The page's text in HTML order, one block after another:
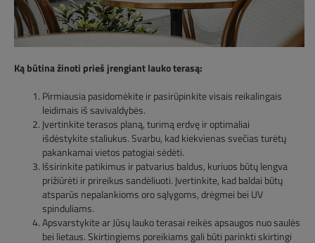
Ką būtina žinoti prieš įrengiant lauko terasą:
Pirmiausia pasidomėkite ir pasirūpinkite visais reikalingais
leidimais iš savivaldybės.
Įvertinkite terasos planą, turimą erdvę ir optimaliai
išdėstykite staliukus. Svarbu, kad kiekvienas svečias turėtų
pakankamai vietos patogiai sėdėti.
Išsirinkite patikimus ir patvarius baldus, kuriuos būtų lengva
prižiūrėti ir prireikus sandėliuoti. Įvertinkite, kad baldai būtų
atsparūs nepalankioms oro sąlygoms, drėgmei bei UV
spinduliams.
Apsvarstykite ar Jūsų lauko terasai reikės apsaugos nuo saulės
bei lietaus. Skirtingiems poreikiams gali būti parinkti skirtingi